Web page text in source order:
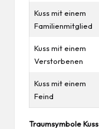
Kuss mit einem
Familienmitglied
Kuss mit einem
Verstorbenen
Kuss mit einem
Feind
Traumsymbole Kuss